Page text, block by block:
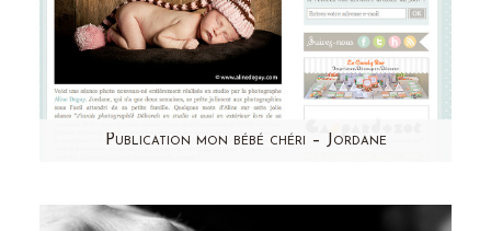
Publication mon bébé chéri – Jordane
chéri! Retrouvez Jordane et sa jolie famille,